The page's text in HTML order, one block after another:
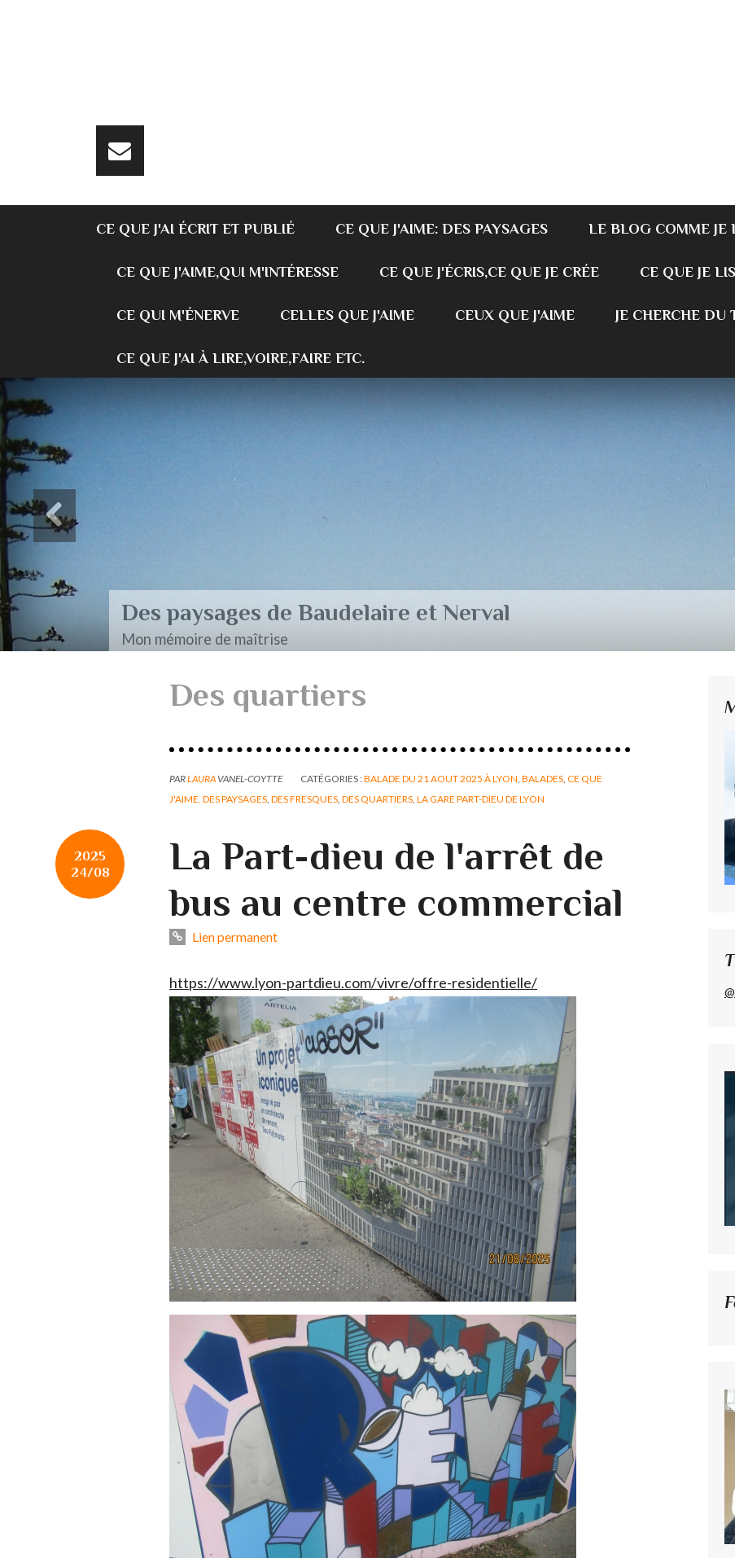
CE QUE J'AI ÉCRIT ET PUBLIÉ CE QUE J'AIME: DES PAYSAGES LE BLOG COMME JE
CE QUE J'AIME,QUI M'INTÉRESSE CE QUE J'ÉCRIS,CE QUE JE CRÉE CE QUE JE
CE QUI M'ÉNERVE CELLES QUE J'AIME CEUX QUE J'AIME JE CHERCHE DU
CE QUE J'AI À LIRE,VOIRE,FAIRE ETC.
Des paysages de Baudelaire et Nerval
Mon mémoire de maîtrise
Des quartiers
PARLAURA VANEL-COYTTE CATÉGORIES :BALADE DU 21 AOUT 2025 À LYON BALADES CE QUE
J'AIME. DES PAYSAGES DES FRESQUES DES QUARTIERS LA GARE PART-DIEU DE LYON
2025
24/08
La Part-dieu de l'arrêt de
bus au centre commercial
Lien permanent
https://www.lyon-partdieu.com/vivre/offre-residentielle/